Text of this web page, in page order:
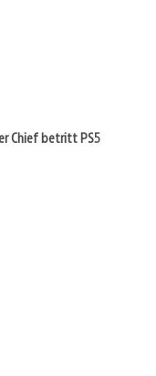
Chief betritt PS5